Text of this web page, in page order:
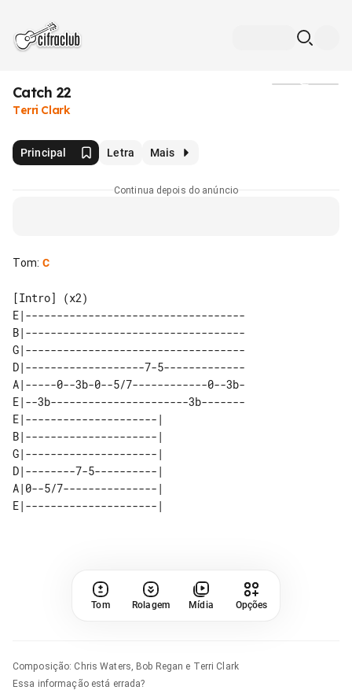
Catch 22
Terri Clark
Principal Letra Mais
Continua depois do anúncio
Tom: C
[Intro] (x2)
E|-----------------------------------
B|-----------------------------------
G|-----------------------------------
D|-------------------7-5-------------
A|-----0--3b-0--5/7------------0--3b-
E|--3b----------------------3b-------
E|---------------------|
B|---------------------|
G|---------------------|
D|--------7-5----------|
A|0--5/7---------------|
Tom Rolagem Mídia Opções
Composição: Chris Waters, Bob Regan e Terri Clark
Essa informação está errada?